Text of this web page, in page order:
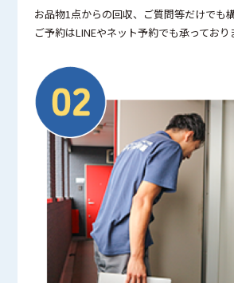
お品物1点からの回収、ご質問等だけでも
ご予約はLINEやネット予約でも承っており